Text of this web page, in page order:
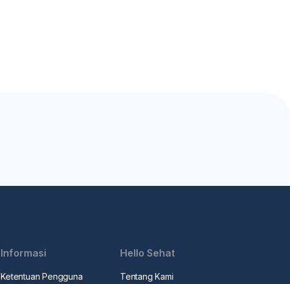
Informasi
Ketentuan Pengguna
Hello Sehat
Tentang Kami